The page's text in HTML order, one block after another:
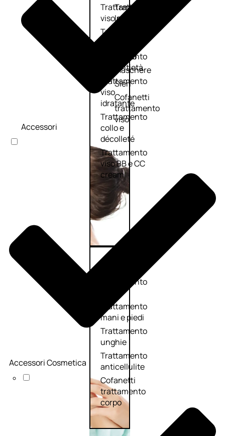
Trattamento
viso notte
Trattamento
Trattamento
viso antietà
Trattamento
viso
idratante
Trattamento
collo e
décolleté
Trattamento
viso BB e CC
cream
Trattamento
labbra
trattanti
Scrub
Maschere
Sieri
Cofanetti
trattamento
viso
Corpo
Trattamento
Trattamento
mani e piedi
Trattamento
unghie
Trattamento
anticellulite
Cofanetti
trattamento
corpo
Accessori
Accessori Cosmetica